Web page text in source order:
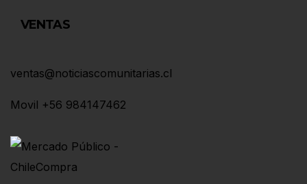
VENTAS
ventas@noticiascomunitarias.cl
Movil +56 984147462